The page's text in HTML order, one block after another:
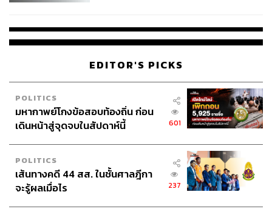
EDITOR'S PICKS
POLITICS
มหากาพย์โกงข้อสอบท้องถิ่น ก่อน
เดินหน้าสู่จุดจบในสัปดาห์นี้
601
POLITICS
เส้นทางคดี 44 สส. ในชั้นศาลฎีกา
จะรู้ผลเมื่อไร
237